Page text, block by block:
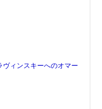
ヴィンスキーへのオマー